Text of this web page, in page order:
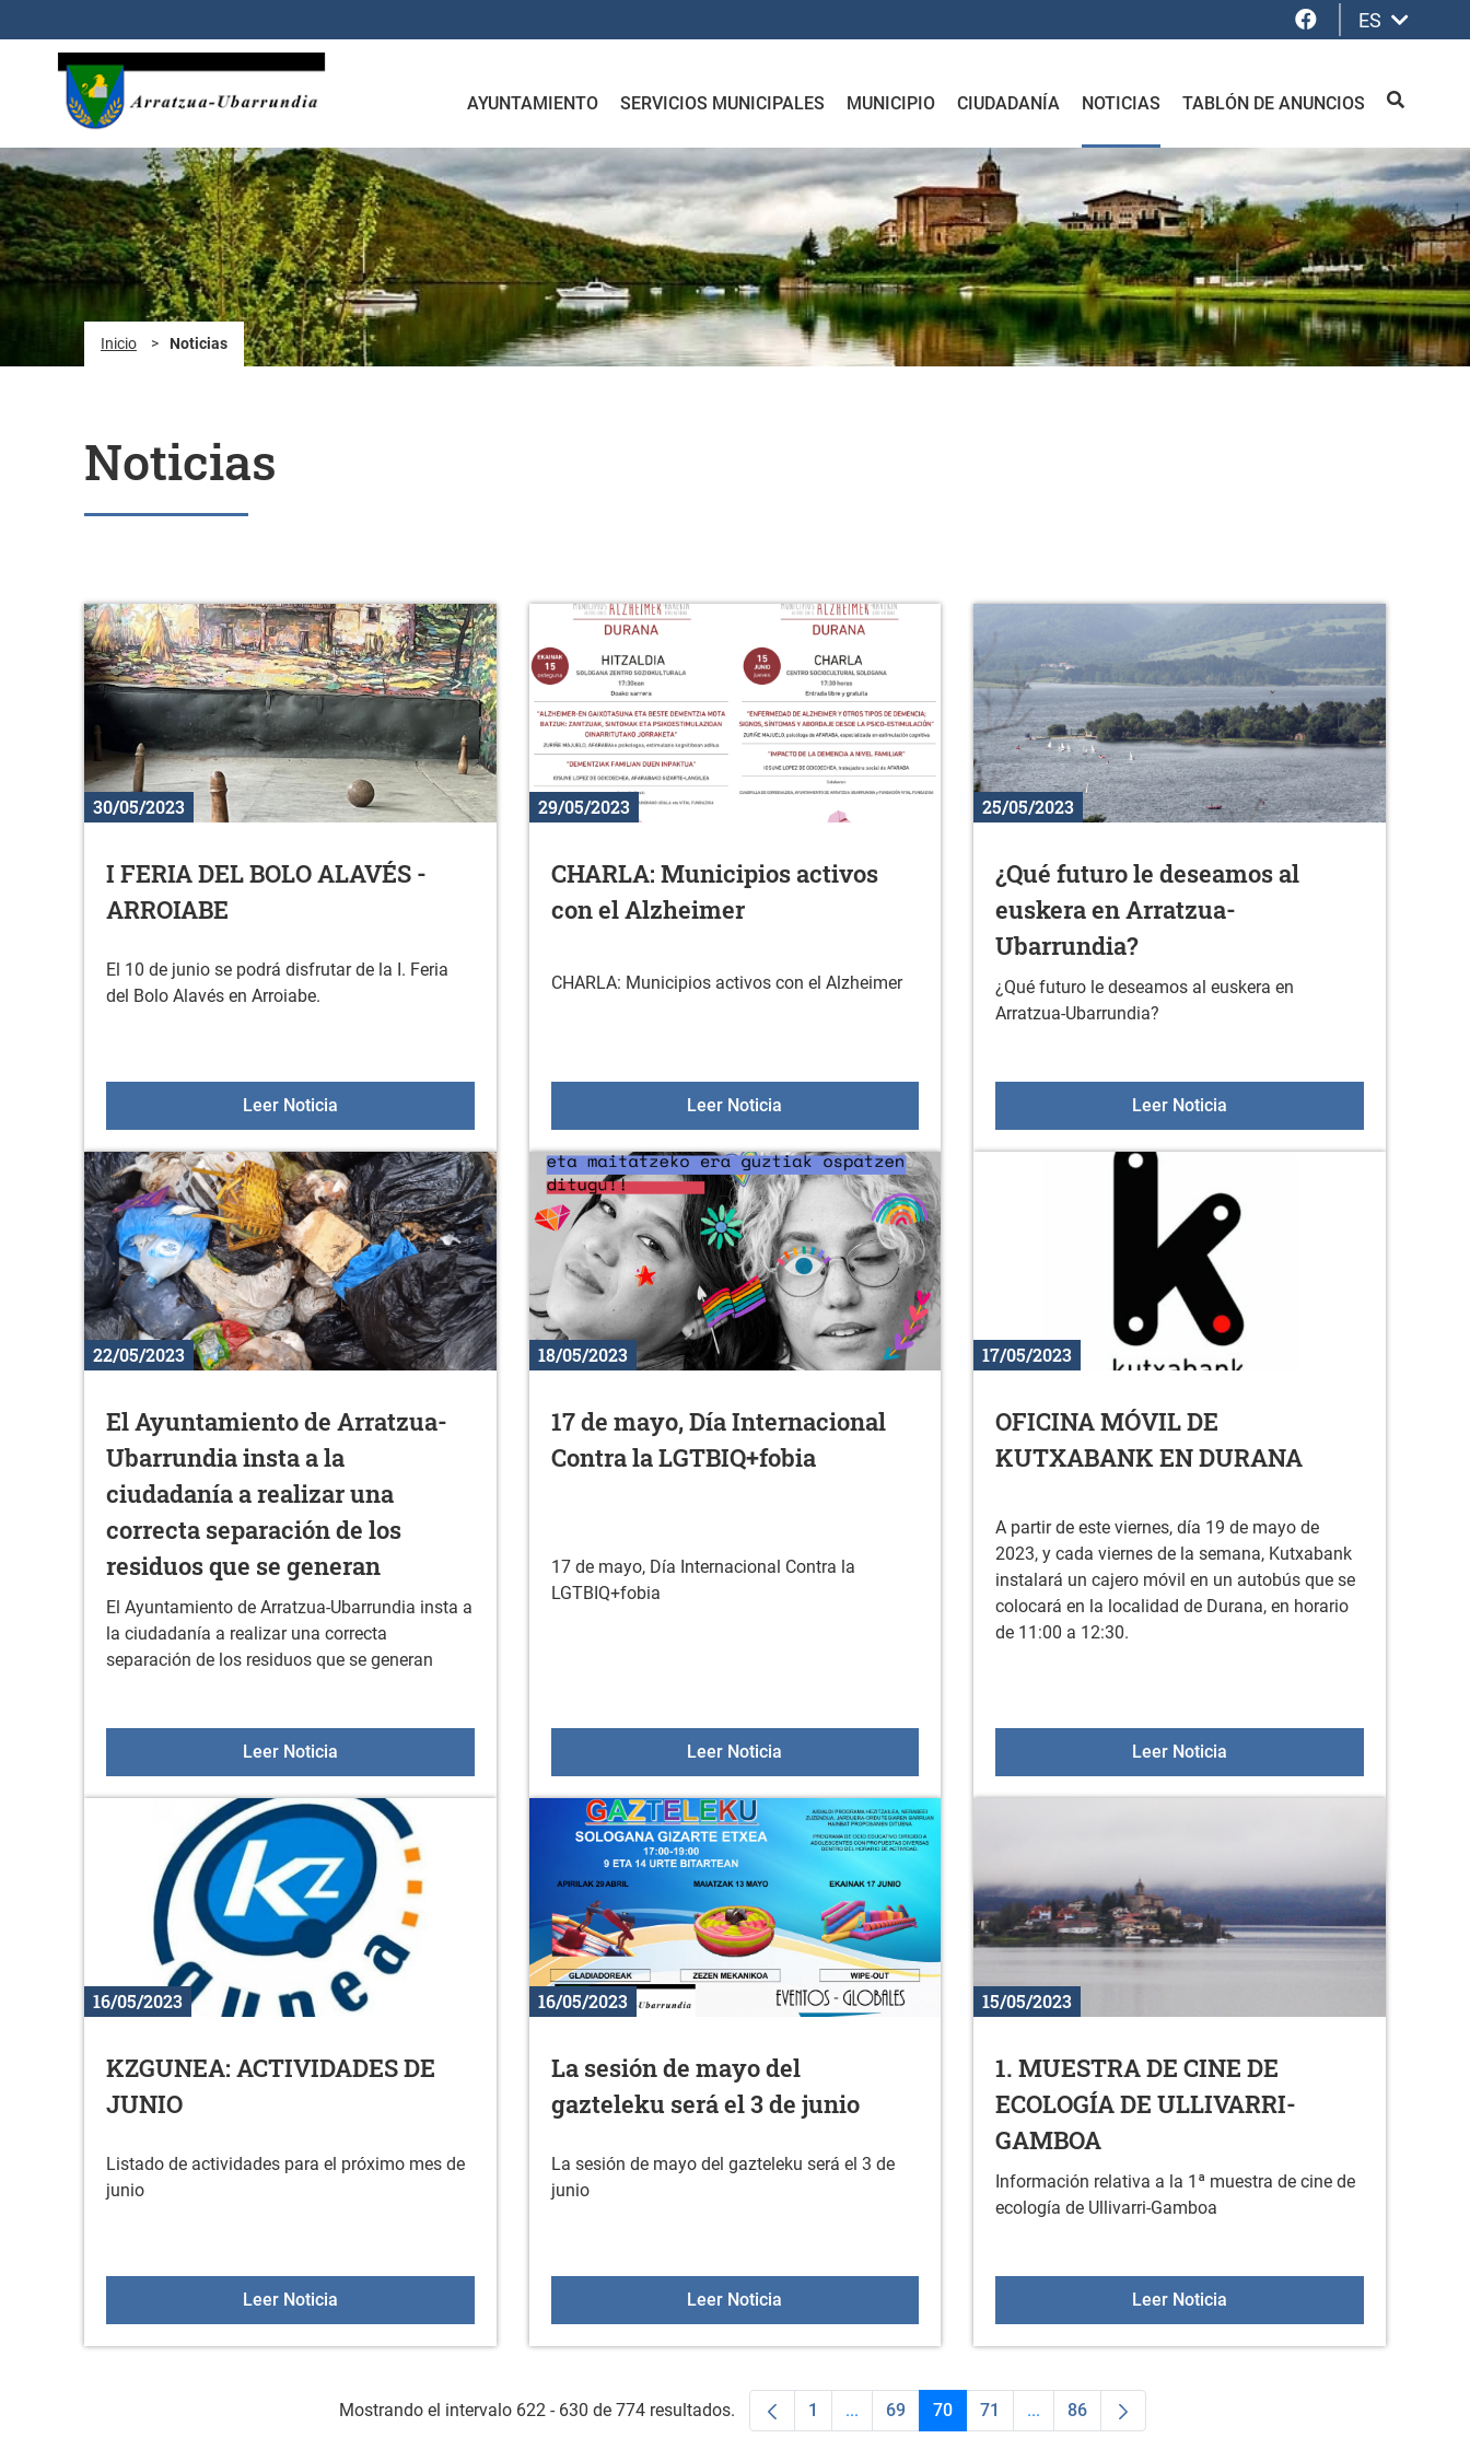
Facebook
ES
AYUNTAMIENTO SERVICIOS MUNICIPALES MUNICIPIO CIUDADANÍA NOTICIAS TABLÓN DE ANUNCIOS BUSCAR
Inicio > Noticias
Noticias
30/05/2023
I FERIA DEL BOLO ALAVÉS -
ARROIABE
El 10 de junio se podrá disfrutar de la I. Feria
del Bolo Alavés en Arroiabe.
Leer NoticiaI FERIA DEL BOLO ALAVÉS - ARROIABE
29/05/2023
CHARLA: Municipios activos
con el Alzheimer
CHARLA: Municipios activos con el Alzheimer
Leer Noticia CHARLA: Municipios activos con el Alzheimer
25/05/2023
¿Qué futuro le deseamos al
euskera en Arratzua-
Ubarrundia?
¿Qué futuro le deseamos al euskera en
Arratzua-Ubarrundia?
Leer Noticia
22/05/2023
El Ayuntamiento de Arratzua-
Ubarrundia insta a la
ciudadanía a realizar una
correcta separación de los
residuos que se generan
El Ayuntamiento de Arratzua-Ubarrundia insta a
la ciudadanía a realizar una correcta
separación de los residuos que se generan
Leer NoticiaEl Ayuntamiento de Arratzua-Ubarrundia insta a la ciudadanía a realizar una correcta separación de los residuos que se generan
18/05/2023
17 de mayo, Día Internacional
Contra la LGTBIQ+fobia
17 de mayo, Día Internacional Contra la
LGTBIQ+fobia
Leer Noticia 17 de mayo, Día Internacional Contra la LGTBIQ+fobia
17/05/2023
OFICINA MÓVIL DE
KUTXABANK EN DURANA
A partir de este viernes, día 19 de mayo de
2023, y cada viernes de la semana, Kutxabank
instalará un cajero móvil en un autobús que se
colocará en la localidad de Durana, en horario
de 11:00 a 12:30.
Leer Noticia
16/05/2023
KZGUNEA: ACTIVIDADES DE
JUNIO
Listado de actividades para el próximo mes de
junio
Leer NoticiaKZGUNEA: ACTIVIDADES DE JUNIO
16/05/2023
La sesión de mayo del
gazteleku será el 3 de junio
La sesión de mayo del gazteleku será el 3 de
junio
Leer Noticia La sesión de mayo del gazteleku será el 3 de junio
15/05/2023
1. MUESTRA DE CINE DE
ECOLOGÍA DE ULLIVARRI-
GAMBOA
Información relativa a la 1ª muestra de cine de
ecología de Ullivarri-Gamboa
Leer Noticia
Mostrando el intervalo 622 - 630 de 774 resultados. Página
1 ...Páginas intermedias Use TAB para desplazarse.
Página
69 Página
70 Página
71 ...Páginas intermedias Use TAB para desplazarse.
Página
86